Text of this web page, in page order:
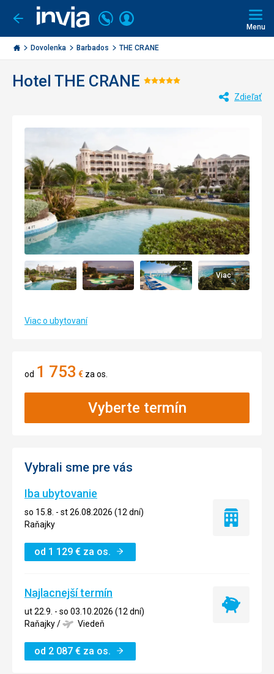
Ísť
späť
Invia.sk
Volajte
+421
2
3221
Prihlásiť
Menu
Dovolenka Barbados THE CRANE
Hotel THE CRANE Hodnotenie:
Zdieľať
Viac
Viac o ubytovaní
od 1 753 € za os.
Vyberte termín
Vybrali sme pre vás
Iba ubytovanie
so 15.8. - st 26.08.2026 (12 dní)
Raňajky
od 1 129 € za os.
Iba
Najlacnejší termín
ut 22.9. - so 03.10.2026 (12 dní)
Raňajky/ Viedeň
od 2 087 € za os.
Najlacnejší